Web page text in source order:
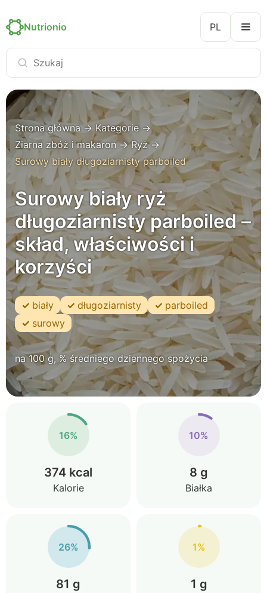
Nutrionio PL
Strona główna→Kategorie →
Ziarna zbóż i makaron→Ryż→
Surowy biały długoziarnisty parboiled
Surowy biały ryż
długoziarnisty parboiled –
skład, właściwości i
korzyści
biały długoziarnisty
parboiled
surowy
na 100 g, % średniego dziennego spożycia
16%
374 kcal
Kalorie
10%
8 g
Białka
26%
81 g
1%
1 g